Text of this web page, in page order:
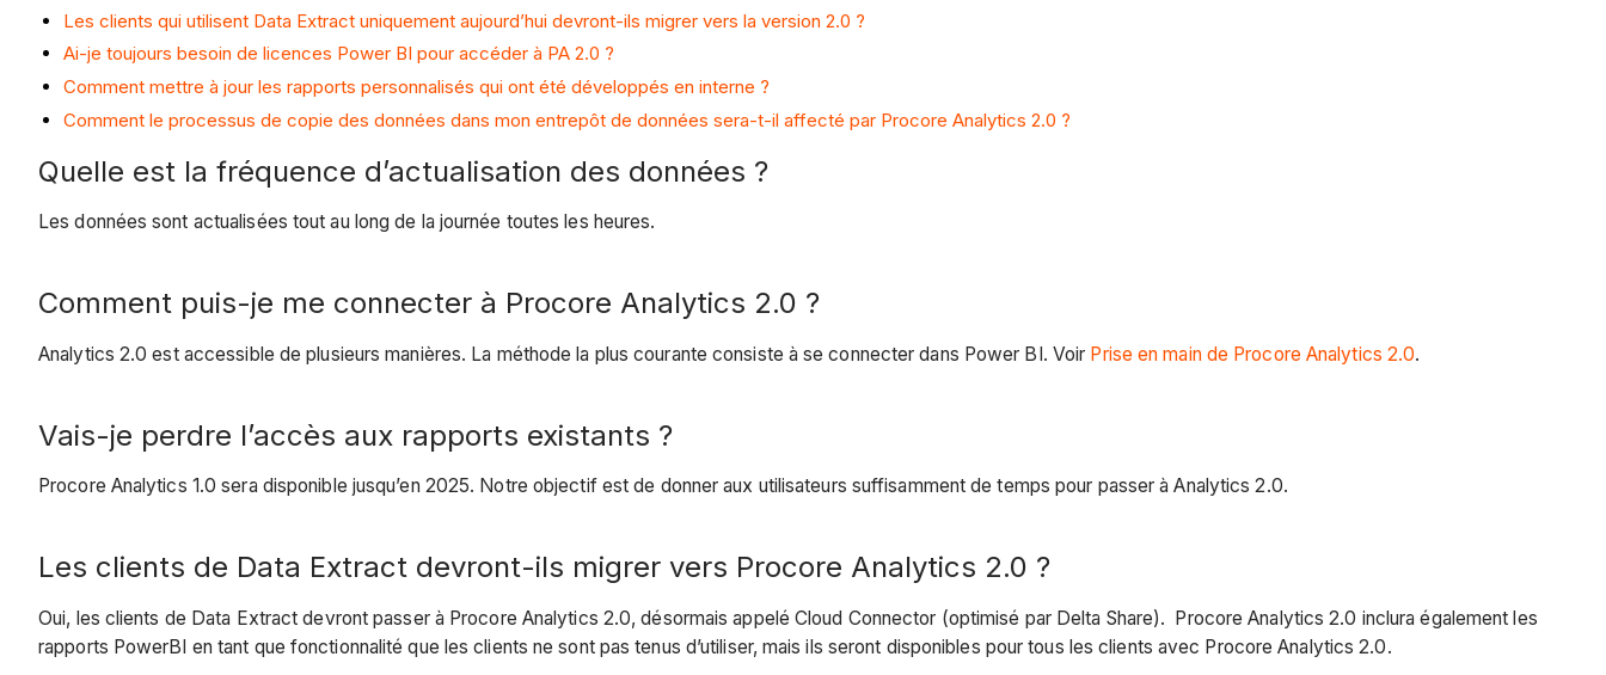
Les clients qui utilisent Data Extract uniquement aujourd’hui devront-ils migrer vers la version 2.0 ?
Ai-je toujours besoin de licences Power BI pour accéder à PA 2.0 ?
Comment mettre à jour les rapports personnalisés qui ont été développés en interne ?
Comment le processus de copie des données dans mon entrepôt de données sera-t-il affecté par Procore Analytics 2.0 ?
Quelle est la fréquence d’actualisation des données ?
Les données sont actualisées tout au long de la journée toutes les heures.
Comment puis-je me connecter à Procore Analytics 2.0 ?
Analytics 2.0 est accessible de plusieurs manières. La méthode la plus courante consiste à se connecter dans Power BI. Voir Prise en main de Procore Analytics 2.0.
Vais-je perdre l’accès aux rapports existants ?
Procore Analytics 1.0 sera disponible jusqu’en 2025. Notre objectif est de donner aux utilisateurs suffisamment de temps pour passer à Analytics 2.0.
Les clients de Data Extract devront-ils migrer vers Procore Analytics 2.0 ?
Oui, les clients de Data Extract devront passer à Procore Analytics 2.0, désormais appelé Cloud Connector (optimisé par Delta Share). Procore Analytics 2.0 inclura également les
rapports PowerBI en tant que fonctionnalité que les clients ne sont pas tenus d’utiliser, mais ils seront disponibles pour tous les clients avec Procore Analytics 2.0.